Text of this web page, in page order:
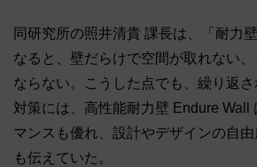
同研究所の照井清貴 課長は、「耐力
なると、壁だらけで空間が取れない
ならない。こうした点でも、繰り返
対策には、高性能耐力壁 Endure Wall
マンスも優れ、設計やデザインの自
も伝えていた。